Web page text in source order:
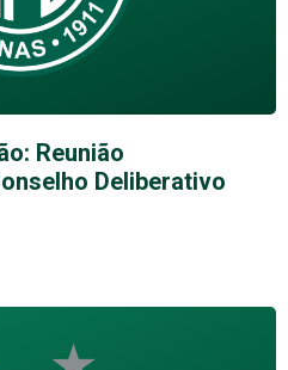
Reunião
Deliberativo